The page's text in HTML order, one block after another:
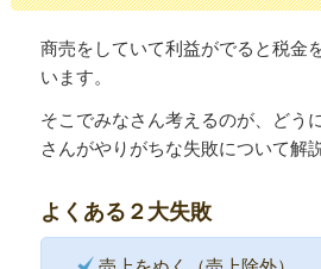
商売をしていて利益がでると税金
います。
そこでみなさん考えるのが、どう
さんがやりがちな失敗について解
よくある２大失敗